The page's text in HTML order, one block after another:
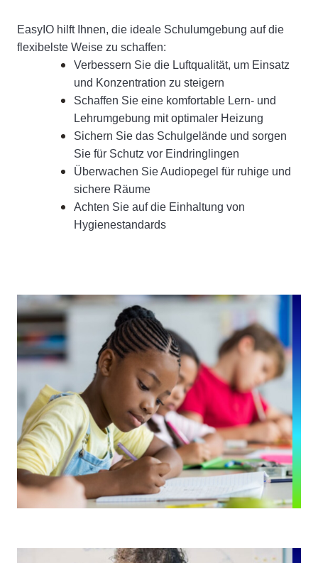
EasyIO hilft Ihnen, die ideale Schulumgebung auf die
flexibelste Weise zu schaffen:
Verbessern Sie die Luftqualität, um Einsatz
und Konzentration zu steigern
Schaffen Sie eine komfortable Lern- und
Lehrumgebung mit optimaler Heizung
Sichern Sie das Schulgelände und sorgen
Sie für Schutz vor Eindringlingen
Überwachen Sie Audiopegel für ruhige und
sichere Räume
Achten Sie auf die Einhaltung von
Hygienestandards